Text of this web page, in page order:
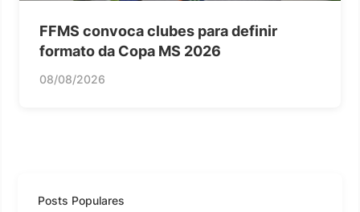
FFMS convoca clubes para definir
formato da Copa MS 2026
08/08/2026
Posts Populares